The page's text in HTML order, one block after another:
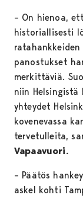
– On hienoa,
historiallisesti
ratahankkeiden
panostukset
merkittäviä.
niin
yhteydet
kovenevassa
tervetulleita,
Vapaavuori.
– Päätös
askel kohti